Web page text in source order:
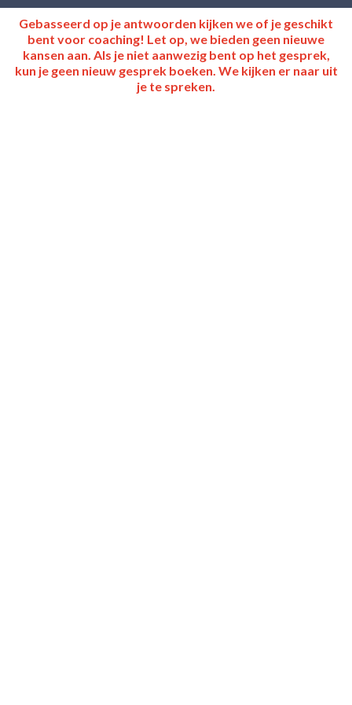
Gebasseerd op je antwoorden kijken we of je geschikt
bent voor coaching! Let op, we bieden geen nieuwe
kansen aan. Als je niet aanwezig bent op het gesprek,
kun je geen nieuw gesprek boeken. We kijken er naar uit
je te spreken.